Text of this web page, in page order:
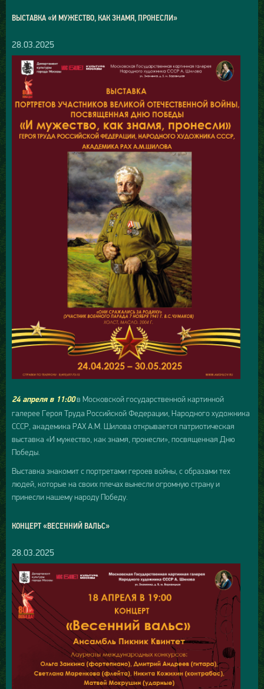
ВЫСТАВКА «И МУЖЕСТВО, КАК ЗНАМЯ, ПРОНЕСЛИ»
28.03.2025
24 апреля в 11:00в Московской государственной картинной
галерее Героя Труда Российской Федерации, Народного художника
СССР, академика РАХ А.М. Шилова открывается патриотическая
выставка «И мужество, как знамя, пронесли», посвященная Дню
Победы.
Выставка знакомит с портретами героев войны, с образами тех
людей, которые на своих плечах вынесли огромную страну и
принесли нашему народу Победу.
КОНЦЕРТ «ВЕСЕННИЙ ВАЛЬС»
28.03.2025